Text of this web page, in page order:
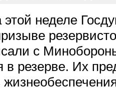
неделе
с
в резерве. Их